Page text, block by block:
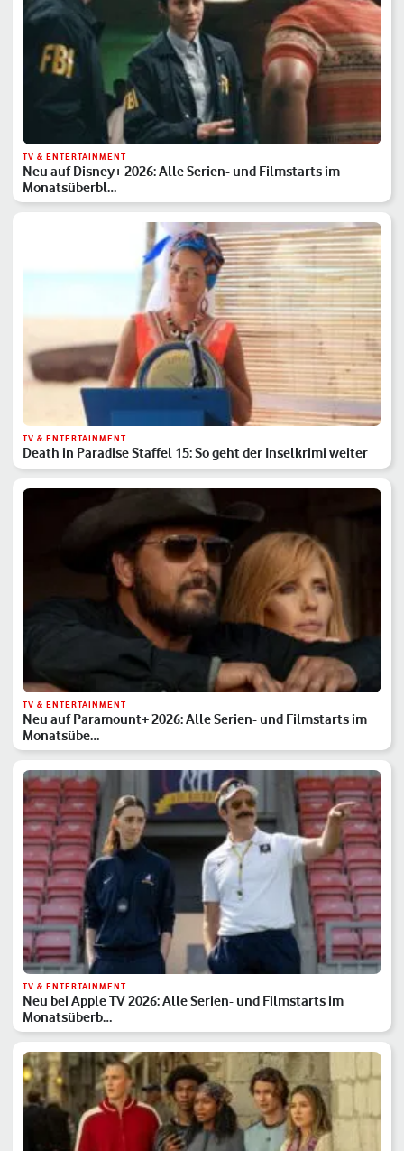
TV & ENTERTAINMENT
Neu auf Disney+ 2026: Alle Serien- und Filmstarts im
Monatsüberbl…
TV & ENTERTAINMENT
Death in Paradise Staffel 15: So geht der Inselkrimi weiter
TV & ENTERTAINMENT
Neu auf Paramount+ 2026: Alle Serien- und Filmstarts im
Monatsübe…
TV & ENTERTAINMENT
Neu bei Apple TV 2026: Alle Serien- und Filmstarts im
Monatsüberb…